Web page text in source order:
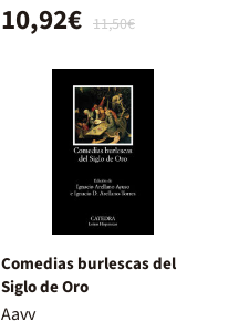
11,50€
10,92€
Comedias burlescas del
Siglo de Oro
Aavv